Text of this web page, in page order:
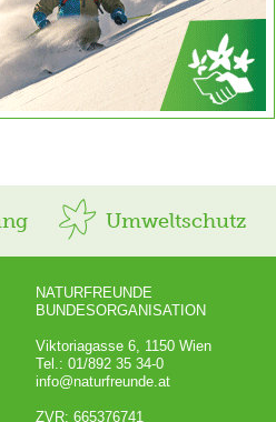
Umweltschutz
NATURFREUNDE
BUNDESORGANISATION
Viktoriagasse 6, 1150 Wien
Tel.: 01/892 35 34-0
info@naturfreunde.at
ZVR: 665376741